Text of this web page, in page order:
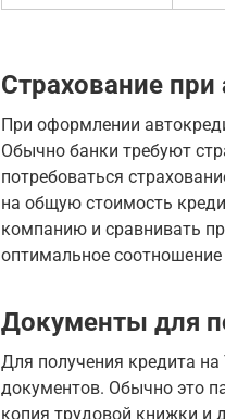
Страхование при
При оформлении
Обычно банки требуют
потребоваться
на общую стоимость
компанию и сравнивать
оптимальное
Документы для
Для получения кредита
документов. Обычно это
копия трудовой книжки и